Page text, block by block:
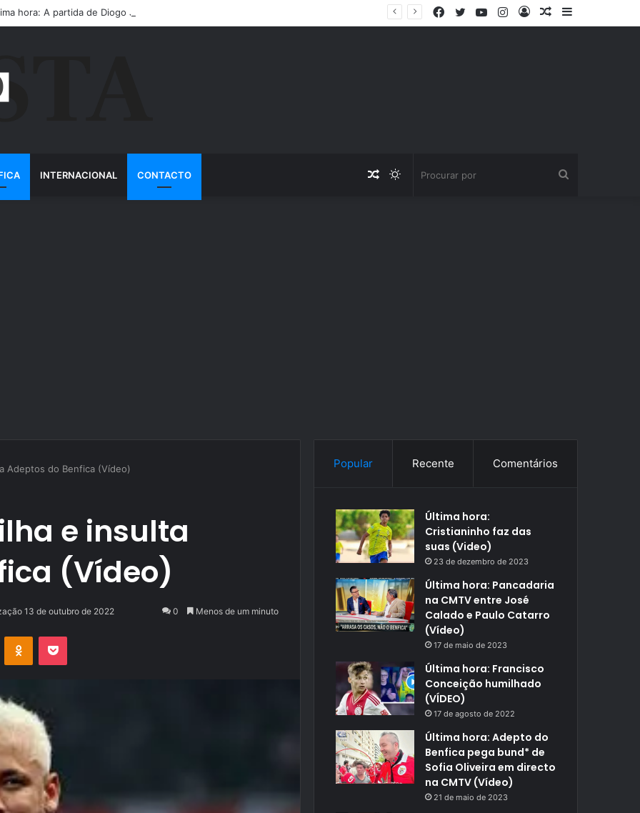
hora: A partida de Diogo Jota ainda é motivo de choro
Barra
Artigo
Entrar
Instagram
YouTube
Twitter
Facebook
INTERNACIONAL CONTACTO Switch
Artigo
Adeptos do Benfica (Vídeo)
e insulta
(Vídeo)
13 de outubro de 2022 0 Menos de um minuto
OK Pocket
Popular Recente Comentários
Última hora:
Cristianinho faz das
suas (Video)
23 de dezembro de 2023
Última hora: Pancadaria
na CMTV entre José
Calado e Paulo Catarro
(Vídeo)
17 de maio de 2023
Última hora: Francisco
Conceição humilhado
(VÍDEO)
17 de agosto de 2022
Última hora: Adepto do
Benfica pega bund* de
Sofia Oliveira em directo
na CMTV (Vídeo)
21 de maio de 2023